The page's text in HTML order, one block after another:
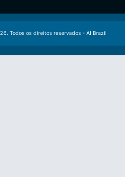
Todos os direitos reservados - AI Brazil